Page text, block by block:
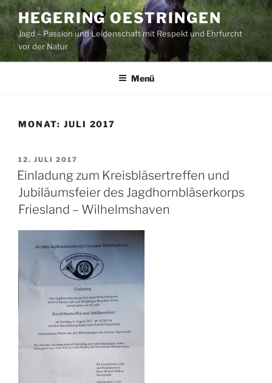
Zum
Inhalt
springen
HEGERING OESTRINGEN
Jagd – Passion und Leidenschaft mit Respekt und Ehrfurcht
vor der Natur
Menü
MONAT: JULI 2017
VERÖFFENTLICHT
AM
12. JULI 2017
Einladung zum Kreisbläsertreffen und
Jubiläumsfeier des Jagdhornbläserkorps
Friesland – Wilhelmshaven